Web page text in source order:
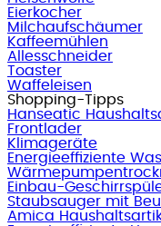
Eierkocher
Milchaufschäumer
Kaffeemühlen
Allesschneider
Toaster
Waffeleisen
Shopping-Tipps
Hanseatic
Frontlader
Klimageräte
Energieeffiziente
Einbau-
Staubsauger mit
Amica